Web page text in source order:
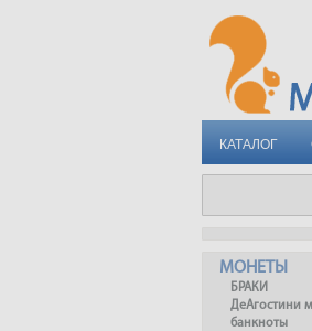
КАТАЛОГ
МОНЕТЫ
БРАКИ
ДеАгостини
банкноты